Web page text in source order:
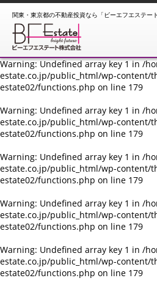
Warning: Undefined array key 1 in/
estate.co.jp/public_html/wp-content/
estate02/functions.php
Warning: Undefined array key 1 in/
estate.co.jp/public_html/wp-content/
estate02/functions.php on line 179
Warning: Undefined array key 1 in /
estate.co.jp/public_html/wp-content/
estate02/functions.php on line 179
Warning: Undefined array key 1 in /
estate.co.jp/public_html/wp-content/
estate02/functions.php on line 179
Warning: Undefined array key 1 in /
estate.co.jp/public_html/wp-content/
estate02/functions.php on line 179
Warning: Undefined array key 1 in /
estate.co.jp/public_html/wp-content/
estate02/functions.php on line 179
関東・東京都の不動産投資なら「ビーエフエステー